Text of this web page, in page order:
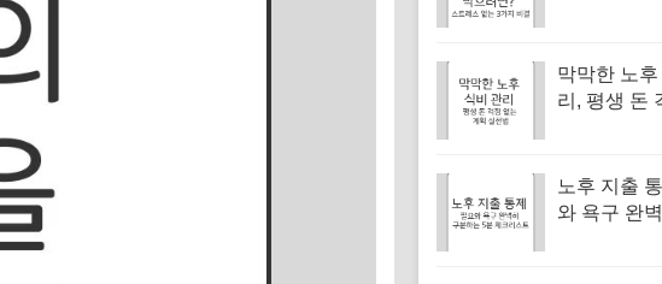
막막한 노
리, 평생 돈
노후 지출
와 욕구 완